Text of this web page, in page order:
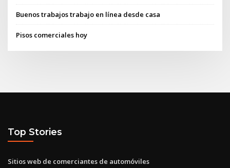
Buenos trabajos trabajo en línea desde casa
Pisos comerciales hoy
Top Stories
Sitios web de comerciantes de automóviles